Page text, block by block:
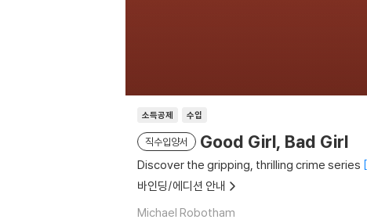
소득공제 수입
직수입양서 Good Girl, Bad Girl
Discover the gripping, thrilling crime series
바인딩/에디션 안내
Michael Robotham